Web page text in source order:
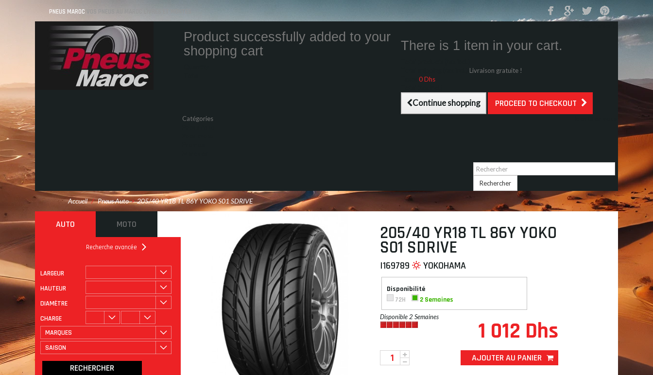
PNEUS MAROC VOS PNEUS AU MAROC LIVRÉS ET MONTÉS
Product successfully added to your
shopping cart
There is 1 item in your cart.
Livraison gratuite !
0 Dhs
Continue shopping PROCEED TO CHECKOUT
Catégories
Rechercher
Accueil / Pneus Auto > 205/40 YR18 TL 86Y YOKO S01 SDRIVE
AUTO MOTO
Recherche avancée
LARGEUR
HAUTEUR
DIAMÈTRE
CHARGE
MARQUES
SAISON
ROULAGE À PLAT
205/40 YR18 TL 86Y YOKO
S01 SDRIVE
I169789 YOKOHAMA
Disponibilité
72H
2 Semaines
Disponible 2 Semaines
1 012 Dhs
AJOUTER AU PANIER